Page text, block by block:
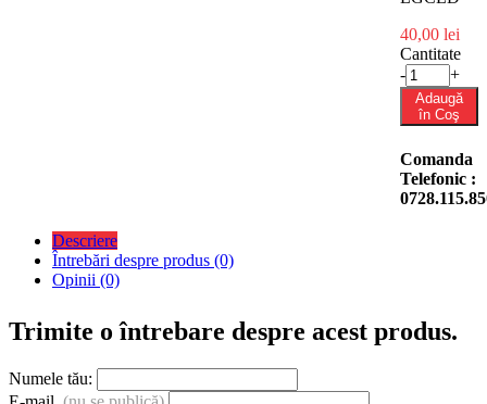
40,00 lei
Cantitate
-
+
Adaugă
în Coş
Comanda
Telefonic :
Descriere
Întrebări despre produs (0)
Opinii (0)
Trimite o întrebare despre acest produs.
Numele tău: